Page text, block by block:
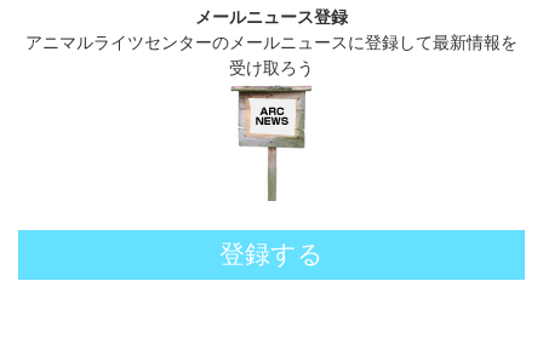
メールニュース登録
アニマルライツセンターのメールニュースに登録して最新情報を
受け取ろう
登録する